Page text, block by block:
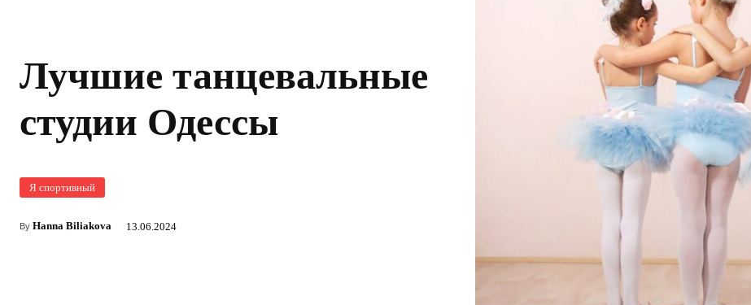
Лучшие танцевальные
студии Одессы
Я спортивный
By Hanna Biliakova 13.06.2024